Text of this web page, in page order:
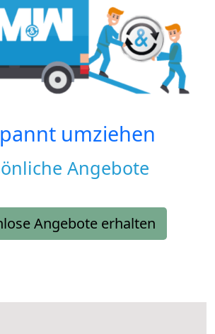
umziehen
Angebote
Angebote erhalten